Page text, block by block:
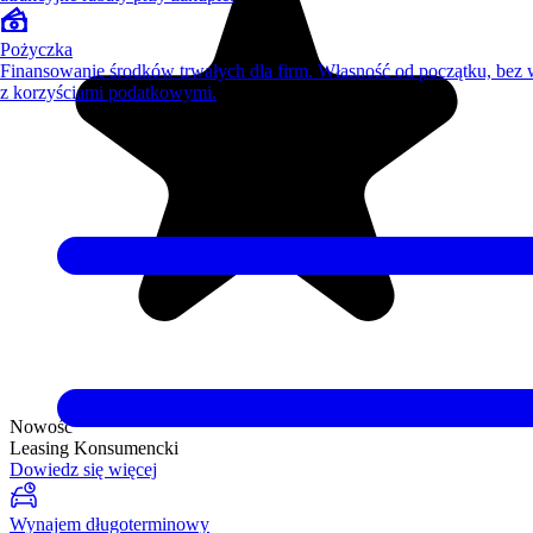
Nowość
Leasing Konsumencki
Dowiedz się więcej
Wynajem długoterminowy
Pożyczka
Finansowanie środków trwałych dla firm. Własność od początku, bez
z korzyściami podatkowymi.